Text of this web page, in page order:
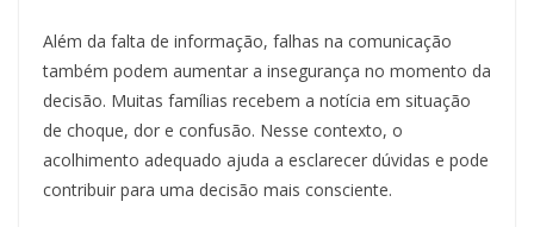
Além da falta de informação, falhas na comunicação
também podem aumentar a insegurança no momento da
decisão. Muitas famílias recebem a notícia em situação
de choque, dor e confusão. Nesse contexto, o
acolhimento adequado ajuda a esclarecer dúvidas e pode
contribuir para uma decisão mais consciente.